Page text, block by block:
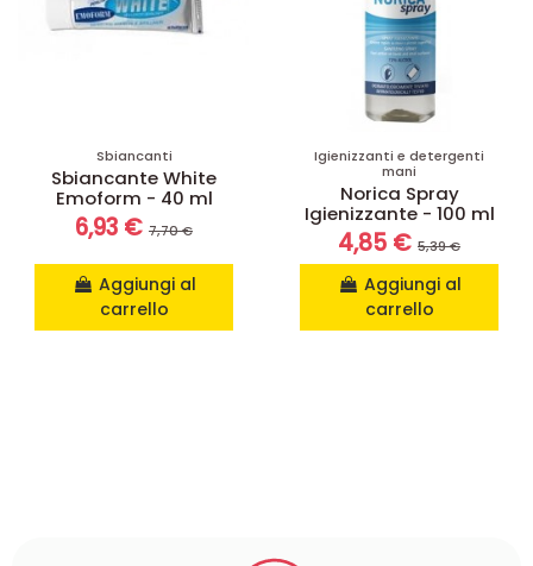
Sbiancanti
Sbiancante White
Emoform - 40 ml
6,93 € 7,70 €
Aggiungi al
carrello
Igienizzanti e detergenti
mani
Norica Spray
Igienizzante - 100 ml
4,85 € 5,39 €
Aggiungi al
carrello